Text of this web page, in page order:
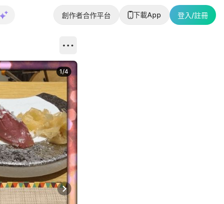
創作者合作平台 下載App 登入/註冊
Next slide
1/4